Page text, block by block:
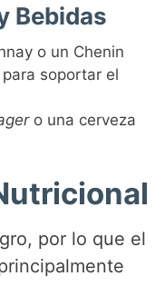
Bebidas
o un Chenin
soportar el
o una cerveza
por lo que el